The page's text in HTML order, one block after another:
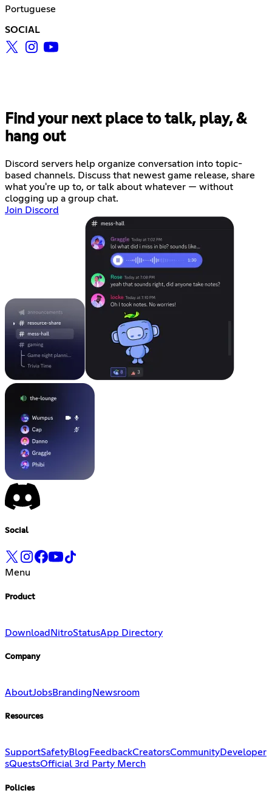
Portuguese
SOCIAL
Find your next place to talk, play, &
hang out
Discord servers help organize conversation into topic-
based channels. Discuss that newest game release, share
what you're up to, or talk about whatever — without
clogging up a group chat.
Join Discord
Social
Menu
Product
Download NitroStatusApp Directory
Company
AboutJobsBranding Newsroom
Resources
SupportSafetyBlog FeedbackCreatorsCommunityDeveloper
sQuestsOfficial 3rd Party Merch
Policies